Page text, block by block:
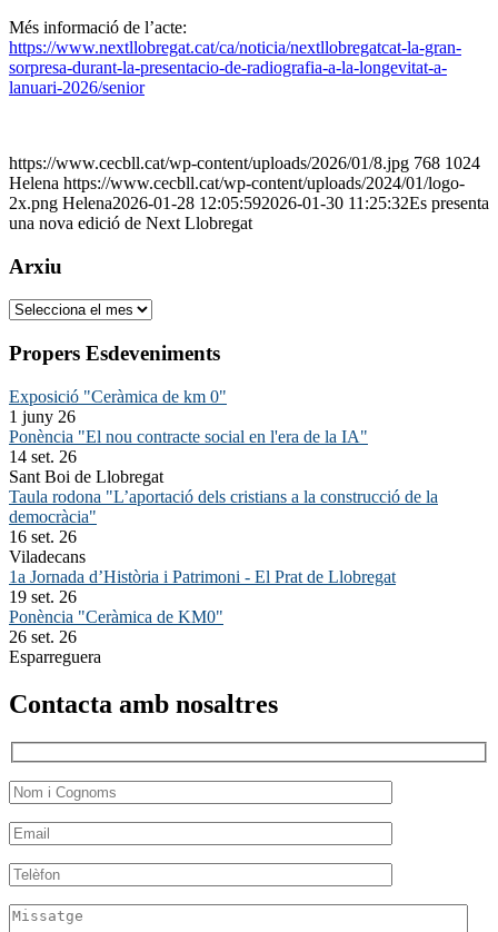
Més informació de l’acte:
https://www.nextllobregat.cat/ca/noticia/nextllobregatcat-la-gran-
sorpresa-durant-la-presentacio-de-radiografia-a-la-longevitat-a-
lanuari-2026/senior
https://www.cecbll.cat/wp-content/uploads/2026/01/8.jpg 768 1024
Helena https://www.cecbll.cat/wp-content/uploads/2024/01/logo-
2x.png Helena2026-01-28 12:05:592026-01-30 11:25:32Es presenta
una nova edició de Next Llobregat
Arxiu
Arxiu
Propers Esdeveniments
Exposició "Ceràmica de km 0"
1 juny 26
Ponència "El nou contracte social en l'era de la IA"
14 set. 26
Sant Boi de Llobregat
Taula rodona "L’aportació dels cristians a la construcció de la
democràcia"
16 set. 26
Viladecans
1a Jornada d’Història i Patrimoni - El Prat de Llobregat
19 set. 26
Ponència "Ceràmica de KM0"
26 set. 26
Esparreguera
Contacta amb nosaltres